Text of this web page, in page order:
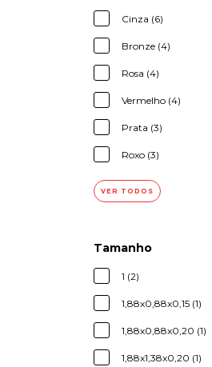
Cinza (6)
Bronze (4)
Rosa (4)
Vermelho (4)
Prata (3)
Roxo (3)
VER TODOS
Tamanho
1 (2)
1,88x0,88x0,15 (1)
1,88x0,88x0,20 (1)
1,88x1,38x0,20 (1)